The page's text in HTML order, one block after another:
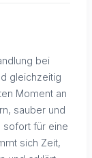
bei
gleichzeitig
Moment an
sauber und
sofort für eine
sich Zeit,